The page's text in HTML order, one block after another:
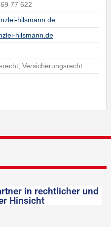
77 622
hilsmann.de
hilsmann.de
Versicherungsrecht
in rechtlicher und
Hinsicht